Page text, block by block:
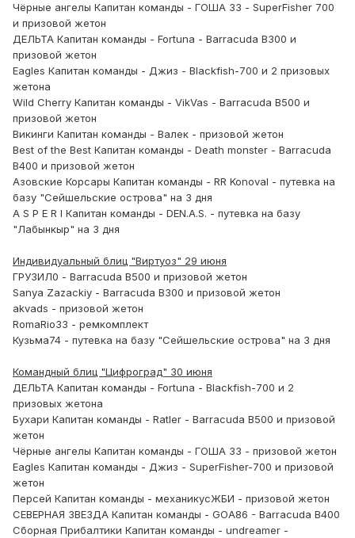
Чёрные ангелы Капитан команды - ГОША 33 - SuperFisher 700
и призовой жетон
ДЕЛЬТА Капитан команды - Fortuna - Barracuda B300 и
призовой жетон
Eagles Капитан команды - Джиз - Blackfish-700 и 2 призовых
жетона
Wild Cherry Капитан команды - VikVas - Barracuda В500 и
призовой жетон
Викинги Капитан команды - Валек - призовой жетон
Best of the Best Капитан команды - Death monster - Barracuda
B400 и призовой жетон
Азовские Корсары Капитан команды - RR Konoval - путевка на
базу "Сейшельские острова" на 3 дня
A S P E R I Капитан команды - DEN.A.S. - путевка на базу
"Лабынкыр" на 3 дня
Индивидуальный блиц "Виртуоз" 29 июня
ГРУ3ИЛ0 - Barracuda B500 и призовой жетон
Sanya Zazackiy - Barracuda B300 и призовой жетон
akvads - призовой жетон
RomaRio33 - ремкомплект
Кузьма74 - путевка на базу "Сейшельские острова" на 3 дня
Командный блиц "Цифроград" 30 июня
ДЕЛЬТА Капитан команды - Fortuna - Blackfish-700 и 2
призовых жетона
Бухари Капитан команды - Ratler - Barracuda В500 и призовой
жетон
Чёрные ангелы Капитан команды - ГОША 33 - призовой жетон
Eagles Капитан команды - Джиз - SuperFisher-700 и призовой
жетон
Персей Капитан команды - механикусЖБИ - призовой жетон
СЕВЕРНАЯ ЗВЕЗДА Капитан команды - GOA86 - Barracuda B400
Сборная Прибалтики Капитан команды - undreamer -